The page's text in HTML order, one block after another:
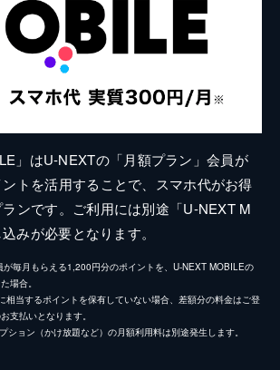
」はU-NEXTの「月額プラン」会員が
トを活用することで、スマホ代がお得
ンです。ご利用には別途「U-NEXT M
みが必要となります。
毎月もらえる1,200円分のポイントを、U-NEXT MOBILEの
場合。
相当するポイントを保有していない場合、差額分の料金はご登
支払いとなります。
ション（かけ放題など）の月額利用料は別途発生します。